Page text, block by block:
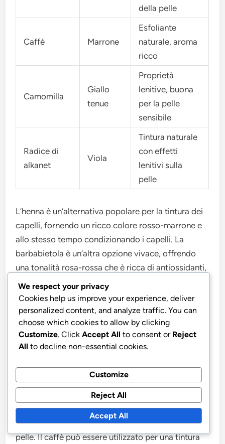
della pelle
Caffè Marrone
Esfoliante
naturale, aroma
ricco
Camomilla
Giallo
tenue
Proprietà
lenitive, buona
per la pelle
sensibile
Radice di
alkanet
Viola
Tintura naturale
con effetti
lenitivi sulla
pelle
L’henna è un’alternativa popolare per la tintura dei
capelli, fornendo un ricco colore rosso-marrone e
allo stesso tempo condizionando i capelli. La
barbabietola è un’altra opzione vivace, offrendo
una tonalità rosa-rossa che è ricca di antiossidanti,
rendendola benefica per la pelle. L’indaco è ben
noto per il suo colore blu profondo, spesso
utilizzato in tessuti e prodotti per capelli per un
effetto duraturo.
Per chi cerca tonalità giallo-arancio, l’annatto è una
scelta eccellente, derivata dai semi dell’albero di
achiote e sicura per applicazioni alimentari e
cosmetiche. La spirulina, un’alga blu-verde,
fornisce una tonalità verde unica ed è ricca di
nutrienti che possono migliorare la salute della
pelle. Il caffè può essere utilizzato per una tintura
We respect your privacy
Cookies help us improve your experience, deliver
personalized content, and analyze traffic. You can
choose which cookies to allow by clicking
Customize. Click Accept All to consent or Reject
All to decline non-essential cookies.
Customize
Reject All
Accept All